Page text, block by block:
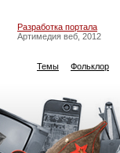
Разработка портала
Артимедия веб, 2012
Темы Фольклор